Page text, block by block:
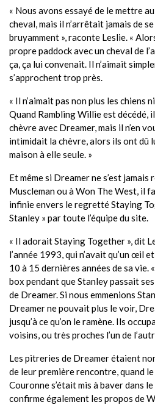
« Nous avons essayé de le mettre
cheval, mais il n’arrêtait jamais de
bruyamment », raconte Leslie. «
propre paddock avec un cheval de
ça, ça lui convenait. Il n’aimait
s’approchent trop près.
« Il n’aimait pas non plus les chiens
Quand Rambling Willie est décédé,
chèvre avec Dreamer, mais il n’en
intimidait la chèvre, alors ils ont dû
maison à elle seule. »
Et même si Dreamer ne s’est
Muscleman ou à Won The West, il
infinie envers le regretté Staying
Stanley » par toute l’équipe du site.
« Il adorait Staying Together », dit
l’année 1993, qui n’avait qu’un œil
10 à 15 dernières années de sa vie.
box pendant que Stanley passait
de Dreamer. Si nous emmenions
Dreamer ne pouvait plus le voir,
jusqu’à ce qu’on le ramène. Ils
voisins, ou très proches l’un de
Les pitreries de Dreamer étaient
de leur première rencontre, quand
Couronne s’était mis à baver dans
confirme également les propos de